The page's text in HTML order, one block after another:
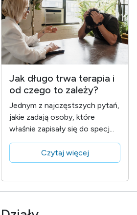
Jak długo trwa terapia i
od czego to zależy?
Jednym z najczęstszych pytań,
jakie zadają osoby, które
właśnie zapisały się do specj...
Czytaj więcej